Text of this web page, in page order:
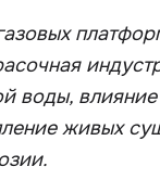
воды,
живых